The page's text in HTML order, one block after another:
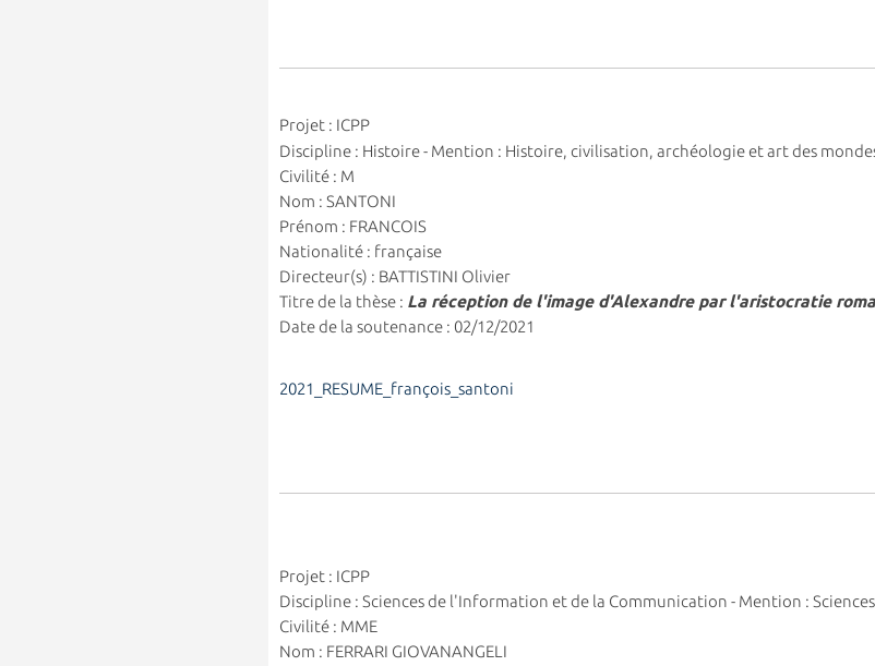
Projet : ICPP
Discipline : Histoire - Mention : Histoire, civilisation, archéologie et art des
Civilité : M
Nom : SANTONI
Prénom : FRANCOIS
Nationalité : française
Directeur(s) : BATTISTINI Olivier
Titre de la thèse : La réception de l'image d'Alexandre par l'aristocratie
Date de la soutenance : 02/12/2021
2021_RESUME_françois_santoni
Projet : ICPP
Discipline : Sciences de l'Information et de la Communication - Mention :
Civilité : MME
Nom : FERRARI GIOVANANGELI